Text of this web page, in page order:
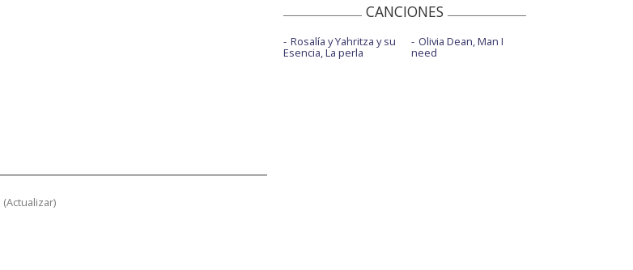
(Actualizar)
CANCIONES
Rosalía y Yahritza y su
Esencia, La perla
Olivia Dean, Man I
need